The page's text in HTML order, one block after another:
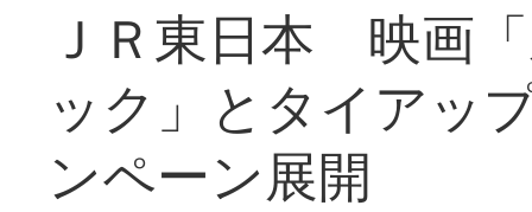
ＪＲ東日本 映画
ック」とタイアッ
ンペーン展開